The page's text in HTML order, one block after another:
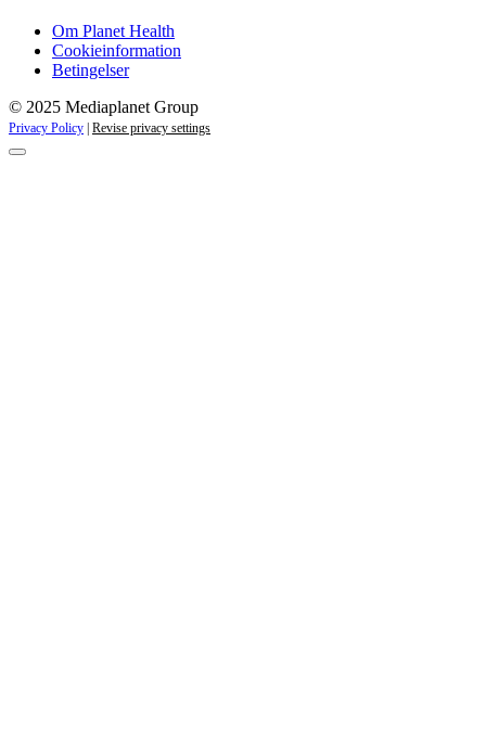
Om Planet Health
Cookieinformation
Betingelser
© 2025 Mediaplanet Group
Privacy Policy | Revise privacy settings